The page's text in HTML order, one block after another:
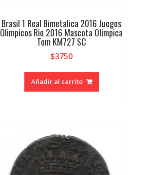
Brasil 1 Real Bimetalica 2016 Juegos
Olimpicos Rio 2016 Mascota Olimpica
Tom KM727 SC
$3750
Añadir al carrito